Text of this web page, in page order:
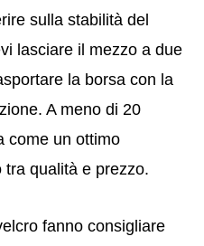
sulla stabilità del
lasciare il mezzo a due
la borsa con la
A meno di 20
come un ottimo
qualità e prezzo.
fanno consigliare